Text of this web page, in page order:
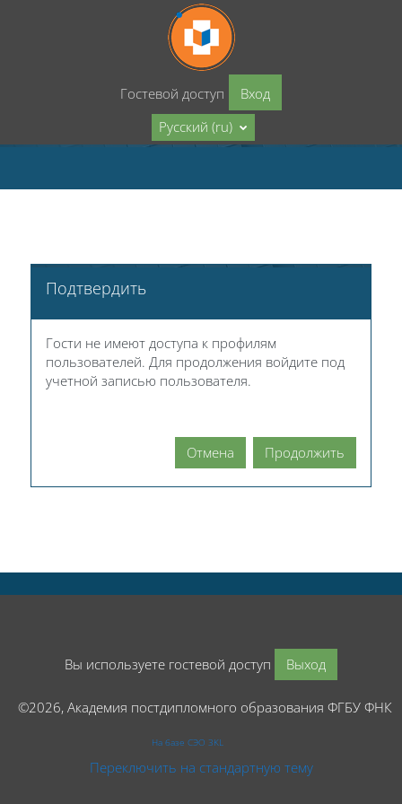
Перейти к основному содержанию
Гостевой доступ
Вход
Русский ‎(ru)‎
Подтвердить
Гости не имеют доступа к профилям
пользователей. Для продолжения войдите под
учетной записью пользователя.
Отмена Продолжить
Вы используете гостевой доступ Выход
©2026, Академия постдипломного образования ФГБУ
На базе СЭО 3KL
Переключить на стандартную тему